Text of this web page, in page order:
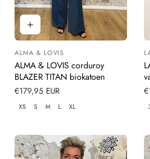
Leverancier:
ALMA & LOVIS
ALMA & LOVIS corduroy
BLAZER TITAN biokatoen
Normale
prijs
€179,95 EUR
XS S M L XL